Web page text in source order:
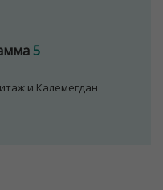
5
и Калемегдан
сайта